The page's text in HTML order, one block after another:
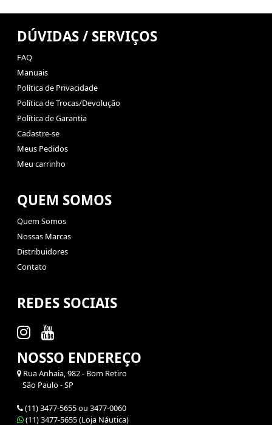
DÚVIDAS / SERVIÇOS
FAQ
Manuais
Política de Privacidade
Política de Trocas/Devolução
Política de Garantia
Cadastre-se
Meus Pedidos
Meu carrinho
QUEM SOMOS
Quem Somos
Nossas Marcas
Distribuidores
Contato
REDES SOCIAIS
NOSSO ENDEREÇO
Rua Anhaia, 982 - Bom Retiro
São Paulo - SP
(11) 3477-5655 ou 3477-0060
(11) 3477-5655 (Loja Náutica)